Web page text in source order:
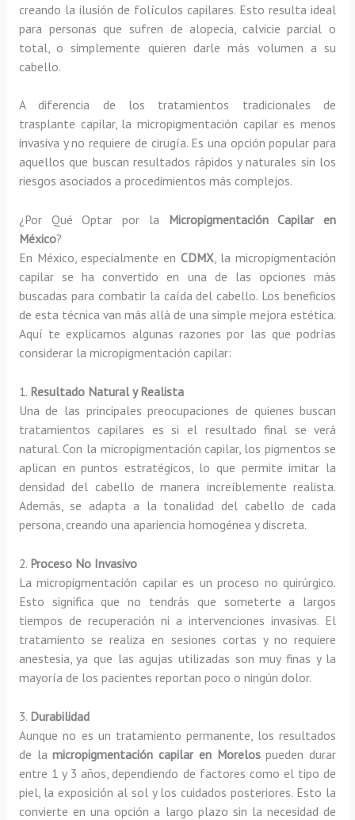
creando la ilusión de folículos capilares. Esto resulta ideal
para personas que sufren de alopecia, calvicie parcial o
total, o simplemente quieren darle más volumen a su
cabello.
A diferencia de los tratamientos tradicionales de
trasplante capilar, la micropigmentación capilar es menos
invasiva y no requiere de cirugía. Es una opción popular para
aquellos que buscan resultados rápidos y naturales sin los
riesgos asociados a procedimientos más complejos.
¿Por Qué Optar por la Micropigmentación Capilar en
México?
En México, especialmente enCDMX, la micropigmentación
capilar se ha convertido en una de las opciones más
buscadas para combatir la caída del cabello. Los beneficios
de esta técnica van más allá de una simple mejora estética.
Aquí te explicamos algunas razones por las que podrías
considerar la micropigmentación capilar:
1. Resultado Natural y Realista
Una de las principales preocupaciones de quienes buscan
tratamientos capilares es si el resultado final se verá
natural. Con la micropigmentación capilar, los pigmentos se
aplican en puntos estratégicos, lo que permite imitar la
densidad del cabello de manera increíblemente realista.
Además, se adapta a la tonalidad del cabello de cada
persona, creando una apariencia homogénea y discreta.
2. Proceso No Invasivo
La micropigmentación capilar es un proceso no quirúrgico.
Esto significa que no tendrás que someterte a largos
tiempos de recuperación ni a intervenciones invasivas. El
tratamiento se realiza en sesiones cortas y no requiere
anestesia, ya que las agujas utilizadas son muy finas y la
mayoría de los pacientes reportan poco o ningún dolor.
3. Durabilidad
Aunque no es un tratamiento permanente, los resultados
de lamicropigmentación capilar en Morelospueden durar
entre 1 y 3 años, dependiendo de factores como el tipo de
piel, la exposición al sol y los cuidados posteriores. Esto la
convierte en una opción a largo plazo sin la necesidad de